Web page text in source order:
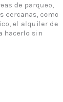
de parqueo,
cercanas, como
el alquiler de
hacerlo sin